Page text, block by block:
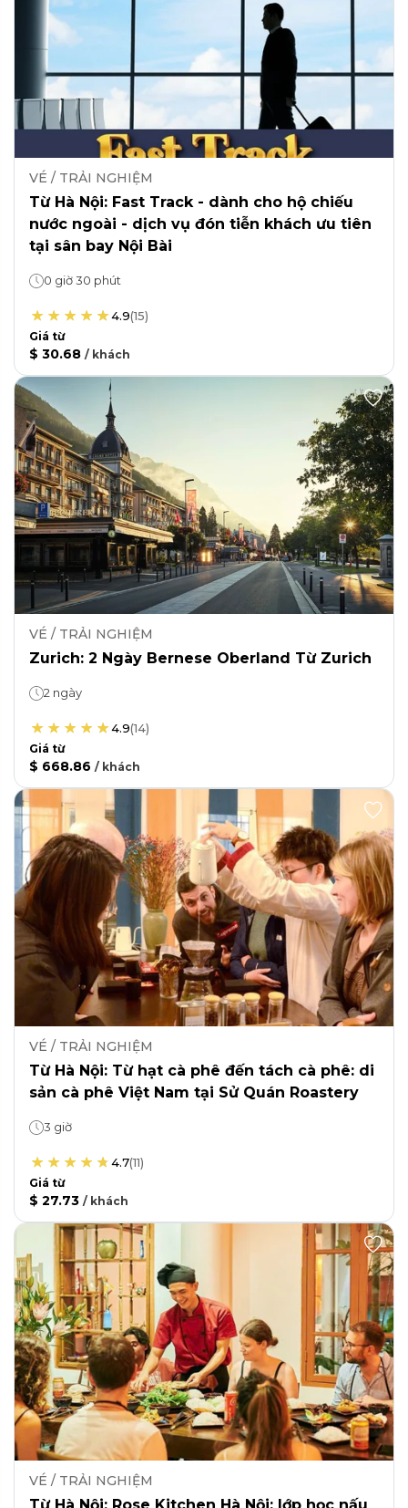
VÉ / TRẢI NGHIỆM
Từ Hà Nội: Fast Track - dành cho hộ chiếu
nước ngoài - dịch vụ đón tiễn khách ưu tiên
tại sân bay Nội Bài
0 giờ 30 phút
4.9(15)
Giá từ
$ 30.68 / khách
VÉ / TRẢI NGHIỆM
Zurich: 2 Ngày Bernese Oberland Từ Zurich
2 ngày
4.9(14)
Giá từ
$ 668.86 / khách
VÉ / TRẢI NGHIỆM
Từ Hà Nội: Từ hạt cà phê đến tách cà phê: di
sản cà phê Việt Nam tại Sử Quán Roastery
3 giờ
4.7(11)
Giá từ
$ 27.73 / khách
VÉ / TRẢI NGHIỆM